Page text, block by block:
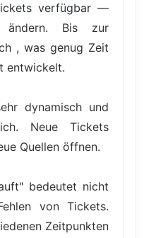
verfügbar —
Bis zur
, was genug Zeit
entwickelt.
dynamisch und
Neue Tickets
Quellen öffnen.
bedeutet nicht
von Tickets.
Zeitpunkten